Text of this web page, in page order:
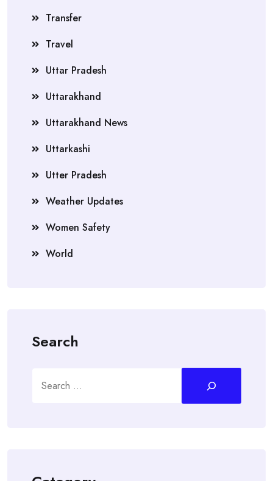
Transfer
Travel
Uttar Pradesh
Uttarakhand
Uttarakhand News
Uttarkashi
Utter Pradesh
Weather Updates
Women Safety
World
Search